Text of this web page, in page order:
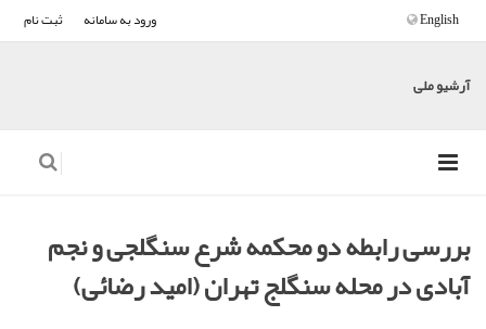
ورود به سامانه ثبت نام English
آرشیو ملی
بررسی رابطه دو محکمه شرع سنگلجی و نجم
آبادی در محله سنگلج تهران (امید رضائی)